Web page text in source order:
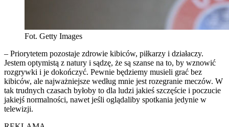
Fot. Getty Images
– Priorytetem pozostaje zdrowie kibiców, piłkarzy i działaczy.
Jestem optymistą z natury i sądzę, że są szanse na to, by wznowić
rozgrywki i je dokończyć. Pewnie będziemy musieli grać bez
kibiców, ale najważniejsze według mnie jest rozegranie meczów. W
tak trudnych czasach byłoby to dla ludzi jakieś szczęście i poczucie
jakiejś normalności, nawet jeśli oglądaliby spotkania jedynie w
telewizji.